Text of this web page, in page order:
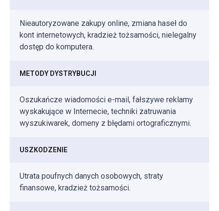
Nieautoryzowane zakupy online, zmiana haseł do
kont internetowych, kradzież tożsamości, nielegalny
dostęp do komputera.
METODY DYSTRYBUCJI
Oszukańcze wiadomości e-mail, fałszywe reklamy
wyskakujące w Internecie, techniki zatruwania
wyszukiwarek, domeny z błędami ortograficznymi.
USZKODZENIE
Utrata poufnych danych osobowych, straty
finansowe, kradzież tożsamości.